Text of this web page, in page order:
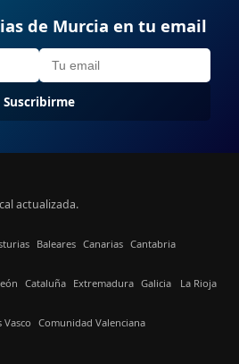
de Murcia en tu email
Suscribirme
actualizada.
Baleares Canarias Cantabria
Cataluña Extremadura Galicia La Rioja
Vasco Comunidad Valenciana